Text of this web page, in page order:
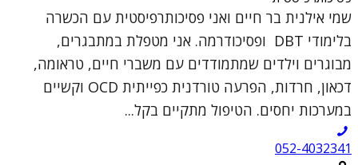
שמי אילנית בר חיים ואני פסיכותרפיסטית עם הכשרה
בלימודי DBT ופסיכודרמה. אני מטפלת במתבגרים,
מבוגרים וילדים שמתמודדים עם משברי חיים, טראומה,
דכאון, חרדות, הפרעה טורדנית כפייתית OCD וקשיים
במערכות יחסים. הטיפול מתקיים בקל...
052-4032341